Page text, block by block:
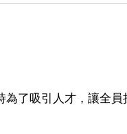
了吸引人才，讓全